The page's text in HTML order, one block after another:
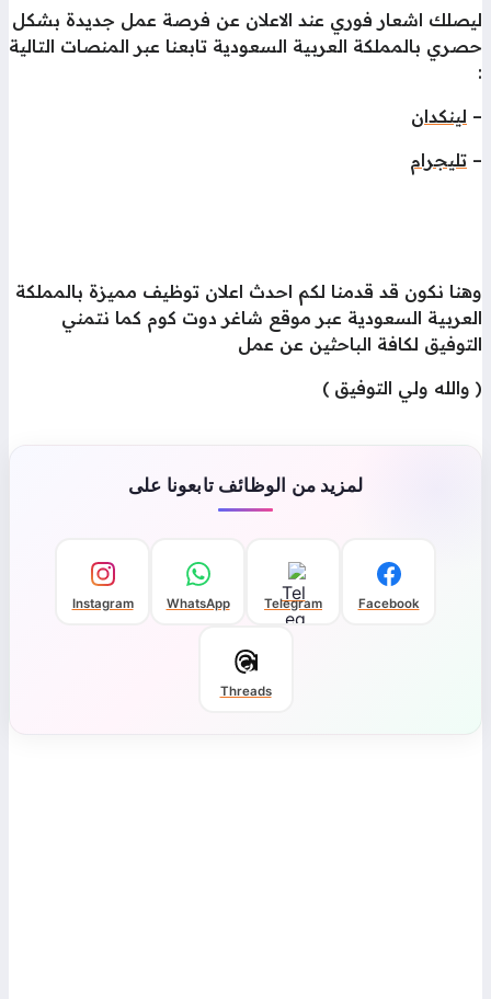
اشعار فوري عند الاعلان عن فرصة عمل جديدة بشكل
بالمملكة العربية السعودية تابعنا عبر المنصات التالية
لينكدان
تليجرام
نكون قد قدمنا لكم احدث اعلان توظيف مميزة بالمملكة
السعودية عبر موقع شاغر دوت كوم كما نتمني
لكافة الباحثين عن عمل
ولي التوفيق )
لمزيد من الوظائف تابعونا على
Facebook
Telegram
WhatsApp
Instagram
Threads